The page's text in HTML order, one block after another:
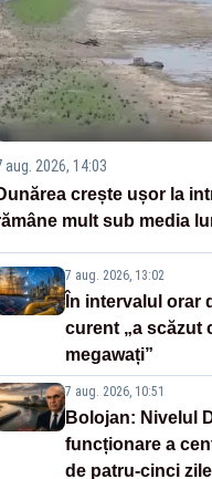
aug. 2026, 14:03
crește ușor la
mult sub media
7 aug. 2026, 13:02
În intervalul orar
curent „a scăzut
megawați”
7 aug. 2026, 10:51
Bolojan: Nivelul
funcționare a
de patru-cinci